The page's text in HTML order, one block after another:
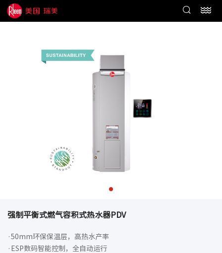
强制平衡式燃气容积式热水器PDV
·50mm环保保温层，高热水产率
·ESP数码智能控制，全自动运行